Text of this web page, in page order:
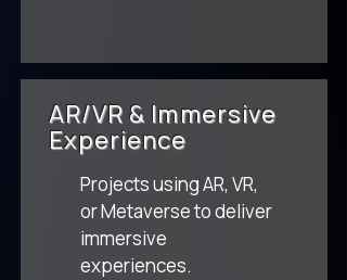
AR/VR & Immersive
Experience
Projects using AR, VR,
or Metaverse to deliver
immersive
experiences.